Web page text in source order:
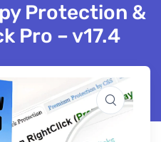
Protection &
Pro – v17.4